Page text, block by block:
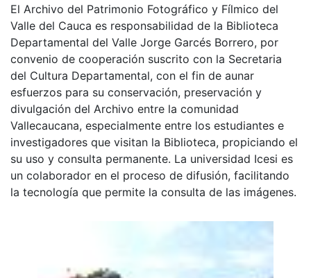
El Archivo del Patrimonio Fotográfico y Fílmico del
Valle del Cauca es responsabilidad de la Biblioteca
Departamental del Valle Jorge Garcés Borrero, por
convenio de cooperación suscrito con la Secretaria
del Cultura Departamental, con el fin de aunar
esfuerzos para su conservación, preservación y
divulgación del Archivo entre la comunidad
Vallecaucana, especialmente entre los estudiantes e
investigadores que visitan la Biblioteca, propiciando el
su uso y consulta permanente. La universidad Icesi es
un colaborador en el proceso de difusión, facilitando
la tecnología que permite la consulta de las imágenes.